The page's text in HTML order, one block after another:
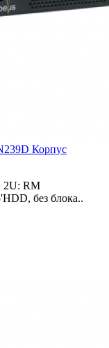
Корпус
2U: RM
без блока..